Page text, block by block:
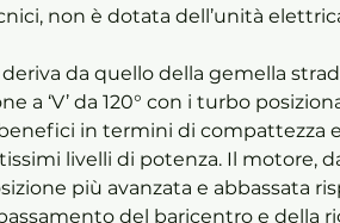
non è dotata dell’unità
da quello della gemella
a ‘V’ da 120° con i turbo
in termini di compattezza
livelli di potenza. Il motore,
più avanzata e abbassata
del baricentro e della